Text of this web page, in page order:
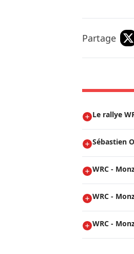
Partage
Le rallye
Sébastien
WRC -
WRC -
WRC -